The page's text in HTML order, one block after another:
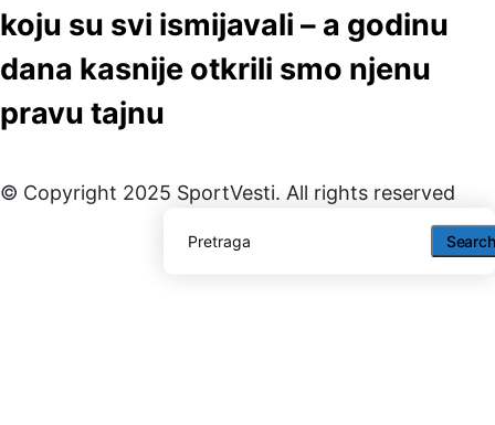
Search
Search
koju su svi ismijavali – a godinu
dana kasnije otkrili smo njenu
pravu tajnu
© Copyright 2025 SportVesti. All rights reserved